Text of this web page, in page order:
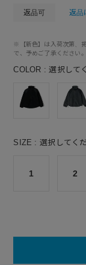
返品可 返品
※【新色】は入荷次第、
で、予めご了承ください。
COLOR 選択して
SIZE 選択してく
1 2